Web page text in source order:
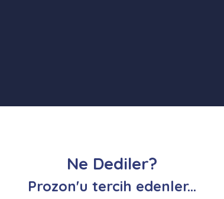
Ne Dediler?
Prozon'u tercih edenler...